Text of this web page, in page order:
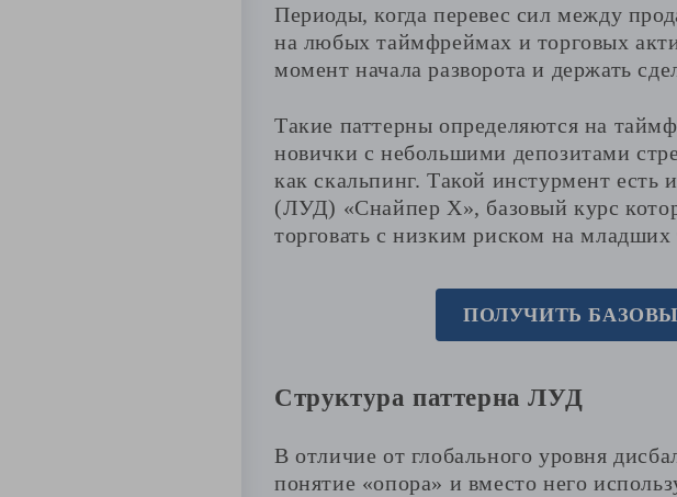
Периоды, когда перевес сил между
на любых таймфреймах и торговых
момент начала разворота и держать
Такие паттерны определяются на
новички с небольшими депозитами
как скальпинг. Такой инстурмент есть
(ЛУД) «Снайпер X», базовый курс
торговать с низким риском на
ПОЛУЧИТЬ
Структура паттерна ЛУД
В отличие от глобального уровня
понятие «опора» и вместо него